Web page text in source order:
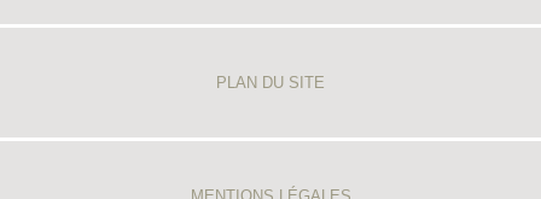
PLAN DU SITE